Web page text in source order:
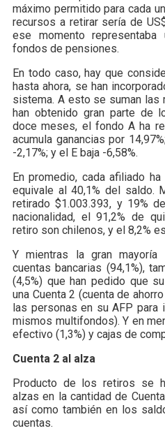
máximo permitido para cada
recursos a retirar sería de
ese momento
fondos de pensiones.
En todo caso, hay que
hasta ahora, se han
sistema. A esto se suman las
han obtenido gran parte de
doce meses, el fondo A ha
acumula ganancias por
-2,17%; y el E baja -6,58%.
En promedio, cada afiliado
equivale al 40,1% del saldo.
retirado $1.003.393, y 19%
nacionalidad, el 91,2% de
retiro son chilenos, y el 8,2%
Y mientras la gran
cuentas bancarias (94,1%),
(4,5%) que han pedido que
una Cuenta 2 (cuenta de
las personas en su AFP
mismos multifondos). Y en
efectivo (1,3%) y cajas de
Cuenta 2 al alza
Producto de los retiros se
alzas en la cantidad de
así como también en los
cuentas.